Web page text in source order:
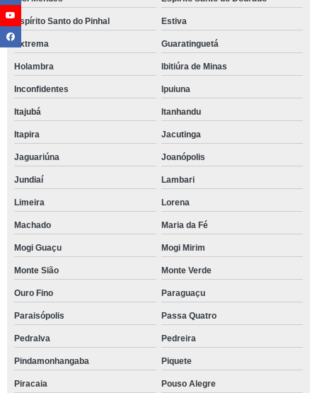
Espírito Santo do Pinhal Estiva
Extrema Guaratinguetá
Holambra Ibitiúra de Minas
Inconfidentes Ipuiuna
Itajubá Itanhandu
Itapira Jacutinga
Jaguariúna Joanópolis
Jundiaí Lambari
Limeira Lorena
Machado Maria da Fé
Mogi Guaçu Mogi Mirim
Monte Sião Monte Verde
Ouro Fino Paraguaçu
Paraisópolis Passa Quatro
Pedralva Pedreira
Pindamonhangaba Piquete
Piracaia Pouso Alegre